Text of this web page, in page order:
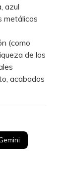
azul
metálicos
(como
de los
acabados